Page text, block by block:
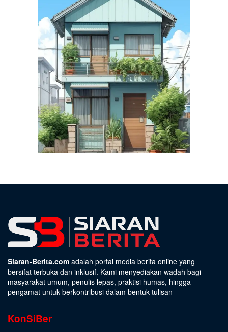
Siaran-Berita.com adalah portal media berita online yang
bersifat terbuka dan inklusif. Kami menyediakan wadah bagi
masyarakat umum, penulis lepas, praktisi humas, hingga
pengamat untuk berkontribusi dalam bentuk tulisan
KonSiBer